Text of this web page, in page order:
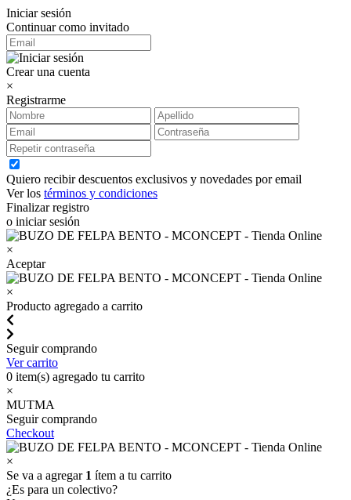
Iniciar sesión
Continuar como invitado
Crear una cuenta
×
Registrarme
Quiero recibir descuentos exclusivos y novedades por email
Ver los términos y condiciones
Finalizar registro
o iniciar sesión
×
Aceptar
×
Producto agregado a carrito
Seguir comprando
Ver carrito
0 item(s) agregado tu carrito
×
MUTMA
Seguir comprando
Checkout
×
Se va a agregar 1 ítem a tu carrito
¿Es para un colectivo?